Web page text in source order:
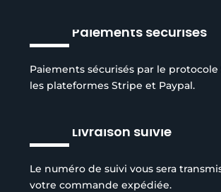
Paiements sécurisés
Paiements sécurisés par le protocole
les plateformes Stripe et Paypal.
Livraison suivie
Le numéro de suivi vous sera
votre commande expédiée.